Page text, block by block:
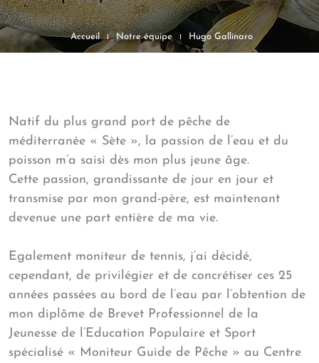
Accueil Notre équipe Hugo Gallinaro
Natif du plus grand port de pêche de
méditerranée « Sète », la passion de l’eau et du
poisson m’a saisi dès mon plus jeune âge.
Cette passion, grandissante de jour en jour et
transmise par mon grand-père, est maintenant
devenue une part entière de ma vie.
Egalement moniteur de tennis, j’ai décidé,
cependant, de privilégier et de concrétiser ces 25
années passées au bord de l’eau par l’obtention de
mon diplôme de Brevet Professionnel de la
Jeunesse de l’Education Populaire et Sport
spécialisé « Moniteur Guide de Pêche » au Centre